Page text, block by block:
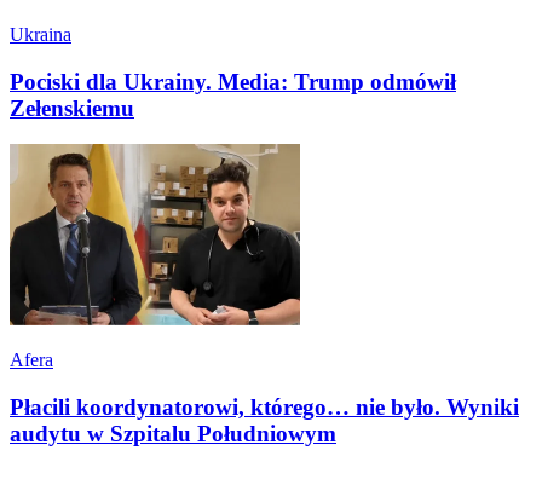
Ukraina
Pociski dla Ukrainy. Media: Trump odmówił
Zełenskiemu
Afera
Płacili koordynatorowi, którego… nie było. Wyniki
audytu w Szpitalu Południowym